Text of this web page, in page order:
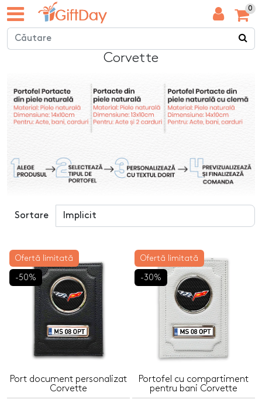
0
Corvette
Sortare
Ofertă limitată
-50%
Port document personalizat
Corvette
Ofertă limitată
-30%
Portofel cu compartiment
pentru bani Corvette